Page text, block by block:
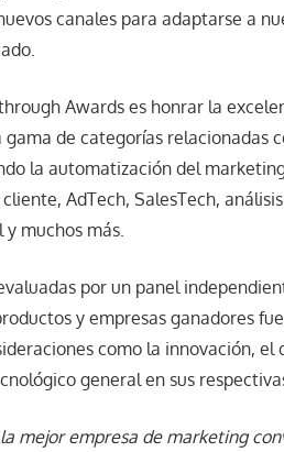
canales para adaptarse a
Awards es honrar la
de categorías relacionadas
la automatización del
AdTech, SalesTech,
muchos más.
por un panel
y empresas ganadores
como la innovación, el
general en sus
mejor empresa de marketing